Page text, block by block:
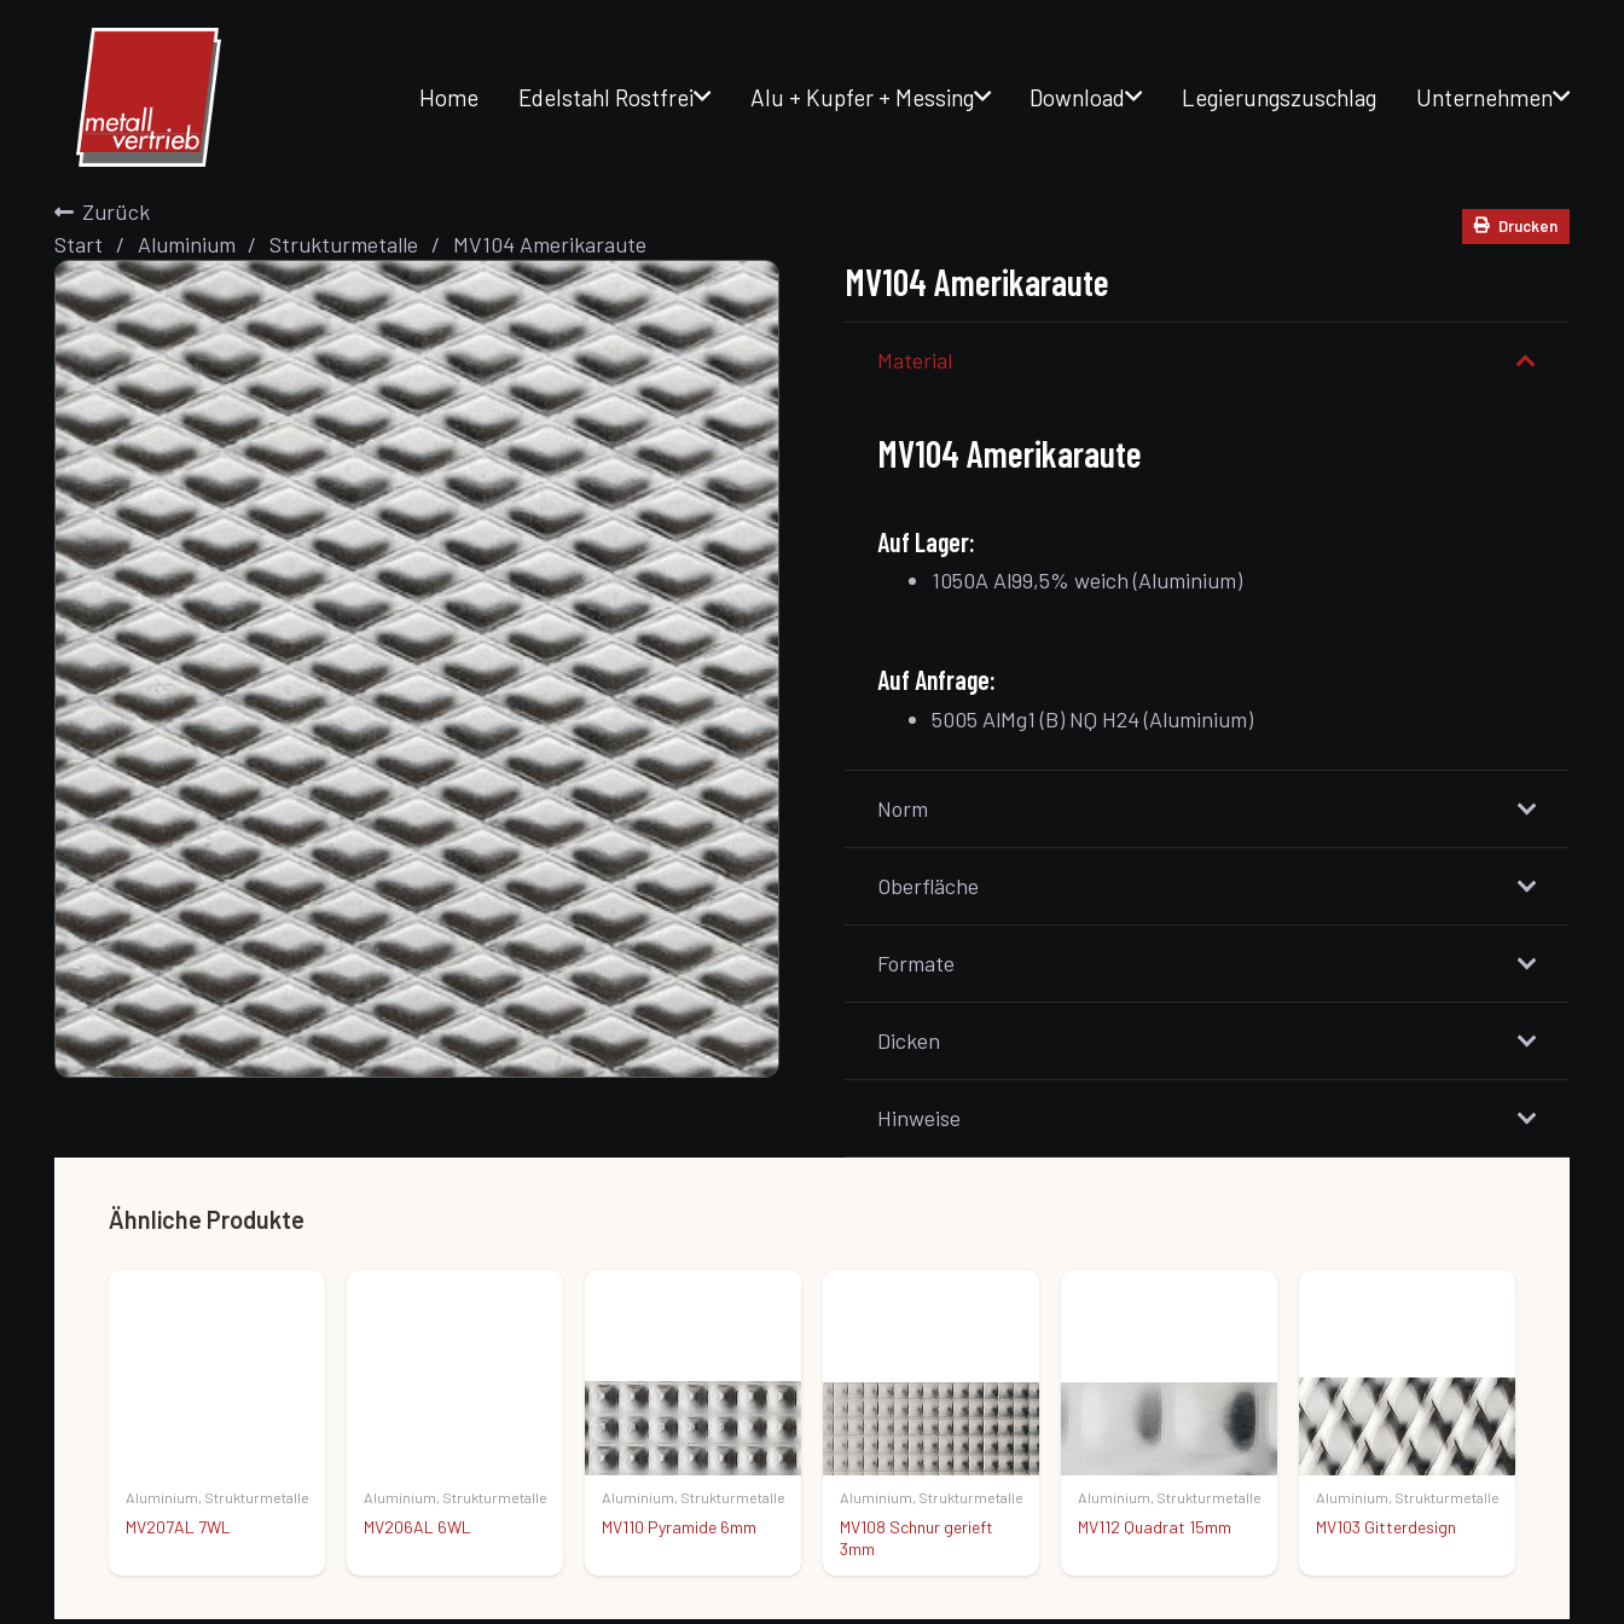
Home Edelstahl Rostfrei Alu + Kupfer + Messing Download Legierungszuschlag Unternehmen
Zurück
Start / Aluminium / Strukturmetalle / MV104 Amerikaraute
Drucken
MV104 Amerikaraute
Material
MV104 Amerikaraute
Auf Lager:
1050A Al99,5% weich (Aluminium)
Auf Anfrage:
5005 AlMg1 (B) NQ H24 (Aluminium)
Norm
Oberfläche
Formate
Dicken
Hinweise
Ähnliche Produkte
Aluminium Strukturmetalle
MV207AL 7WL
Aluminium Strukturmetalle
MV206AL 6WL
Aluminium Strukturmetalle
MV110 Pyramide 6mm
Aluminium Strukturmetalle
MV108 Schnur gerieft
3mm
Aluminium Strukturmetalle
MV112 Quadrat 15mm
Aluminium Strukturmetalle
MV103 Gitterdesign